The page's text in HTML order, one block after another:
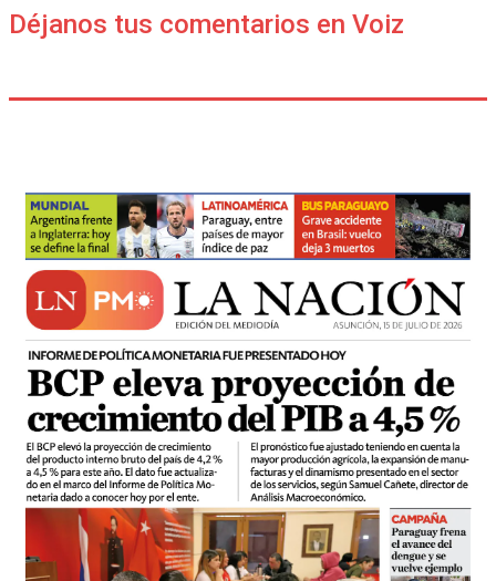
Déjanos tus comentarios en Voiz